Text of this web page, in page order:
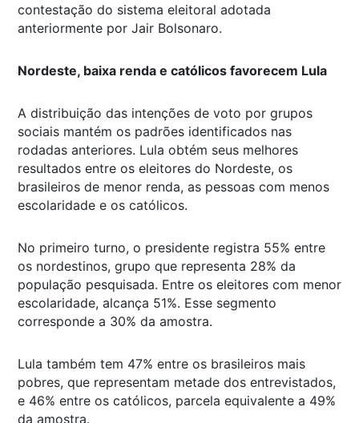
contestação do sistema eleitoral adotada
anteriormente por Jair Bolsonaro.
Nordeste, baixa renda e católicos favorecem Lula
A distribuição das intenções de voto por grupos
sociais mantém os padrões identificados nas
rodadas anteriores. Lula obtém seus melhores
resultados entre os eleitores do Nordeste, os
brasileiros de menor renda, as pessoas com menos
escolaridade e os católicos.
No primeiro turno, o presidente registra 55% entre
os nordestinos, grupo que representa 28% da
população pesquisada. Entre os eleitores com menor
escolaridade, alcança 51%. Esse segmento
corresponde a 30% da amostra.
Lula também tem 47% entre os brasileiros mais
pobres, que representam metade dos entrevistados,
e 46% entre os católicos, parcela equivalente a 49%
da amostra.